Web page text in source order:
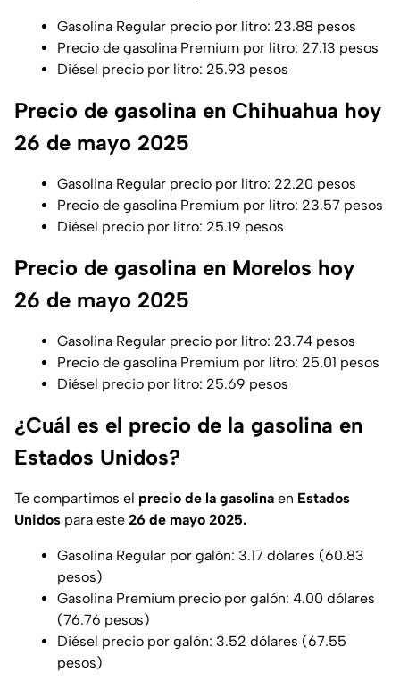
Gasolina Regular precio por litro: 23.88 pesos
Precio de gasolina Premium por litro: 27.13 pesos
Diésel precio por litro: 25.93 pesos
Precio de gasolina en Chihuahua hoy
26 de mayo 2025
Gasolina Regular precio por litro: 22.20 pesos
Precio de gasolina Premium por litro: 23.57 pesos
Diésel precio por litro: 25.19 pesos
Precio de gasolina en Morelos hoy
26 de mayo 2025
Gasolina Regular precio por litro: 23.74 pesos
Precio de gasolina Premium por litro: 25.01 pesos
Diésel precio por litro: 25.69 pesos
¿Cuál es el precio de la gasolina en
Estados Unidos?
Te compartimos el precio de la gasolina en Estados
Unidos para este 26 de mayo 2025.
Gasolina Regular por galón: 3.17 dólares (60.83
pesos)
Gasolina Premium precio por galón: 4.00 dólares
(76.76 pesos)
Diésel precio por galón: 3.52 dólares (67.55
pesos)